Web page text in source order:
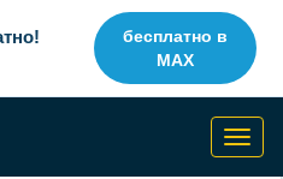
бесплатно в
MAX